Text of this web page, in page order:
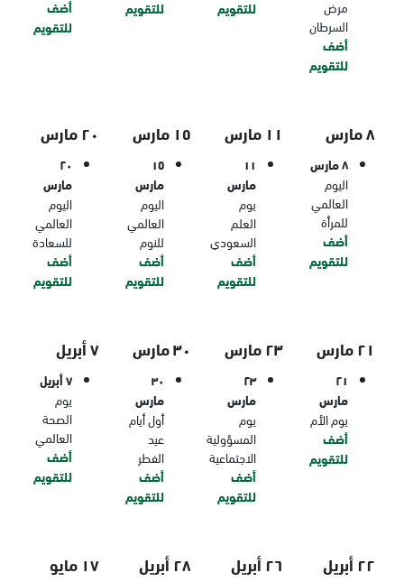
مرض
السرطان
أضف
للتقويم
للتقويم
للتقويم
أضف
للتقويم
٨ مارس
٨ مارس
اليوم
العالمي
للمرأة
أضف
للتقويم
١١ مارس
١١
مارس
يوم
العلم
السعودي
أضف
للتقويم
١٥ مارس
١٥
مارس
اليوم
العالمي
للنوم
أضف
للتقويم
٢٠ مارس
٢٠
مارس
اليوم
العالمي
للسعادة
أضف
للتقويم
٢١ مارس
٢١
مارس
يوم الأم
أضف
للتقويم
٢٣ مارس
٢٣
مارس
يوم
المسؤولية
الاجتماعية
أضف
للتقويم
٣٠ مارس
٣٠
مارس
أول أيام
عيد
الفطر
أضف
للتقويم
٧ أبريل
٧ أبريل
يوم
الصحة
العالمي
أضف
للتقويم
٢٢ أبريل ٢٦ أبريل ٢٨ أبريل ١٧ مايو